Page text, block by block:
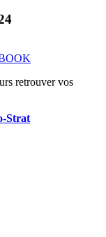
retrouver vos
Strat